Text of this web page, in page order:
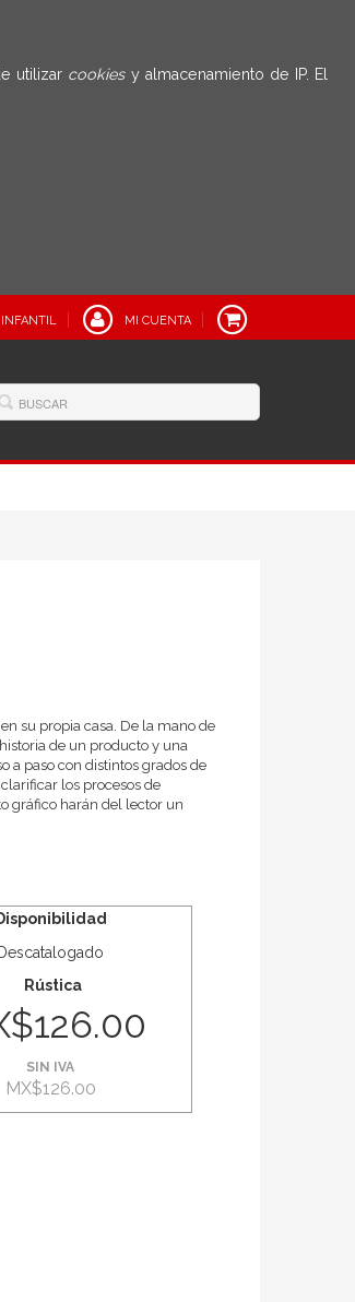
utilizar cookies y almacenamiento de IP. El
MI CUENTA
su propia casa. De la mano de
de un producto y una
a paso con distintos grados de
los procesos de
gráfico harán del lector un
Descatalogado
Rústica
SIN IVA
MX$126.00